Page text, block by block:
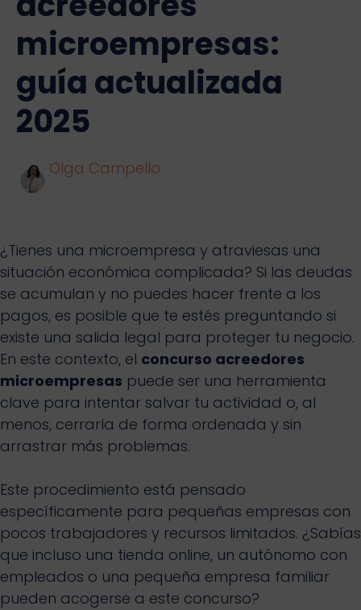
microempresas:
guía actualizada
2025
Olga Campello
¿Tienes una microempresa y atraviesas una
situación económica complicada? Si las deudas
se acumulan y no puedes hacer frente a los
pagos, es posible que te estés preguntando si
existe una salida legal para proteger tu negocio.
En este contexto, el concurso acreedores
microempresas puede ser una herramienta
clave para intentar salvar tu actividad o, al
menos, cerrarla de forma ordenada y sin
arrastrar más problemas.
Este procedimiento está pensado
específicamente para pequeñas empresas con
pocos trabajadores y recursos limitados. ¿Sabías
que incluso una tienda online, un autónomo con
empleados o una pequeña empresa familiar
pueden acogerse a este concurso?